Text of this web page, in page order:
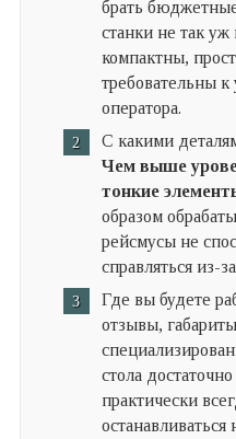
брать
станки не так уж
компактны,
требовательны
оператора.
С какими
Чем выше
тонкие
образом
рейсмусы не
справляться из-
Где вы будете
отзывы,
стола
практически